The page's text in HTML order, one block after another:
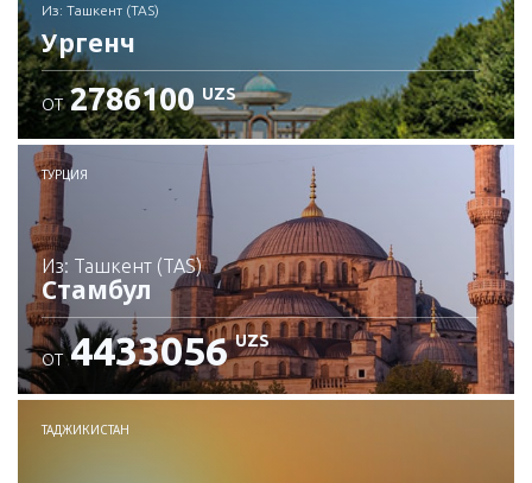
из: Ташкент (TAS)
Ургенч
Проверьте подробности
ОТ 2786100 UZS
ТУРЦИЯ
из: Ташкент (TAS)
Стамбул
Проверьте подробности
ОТ 4433056 UZS
ТАДЖИКИСТАН